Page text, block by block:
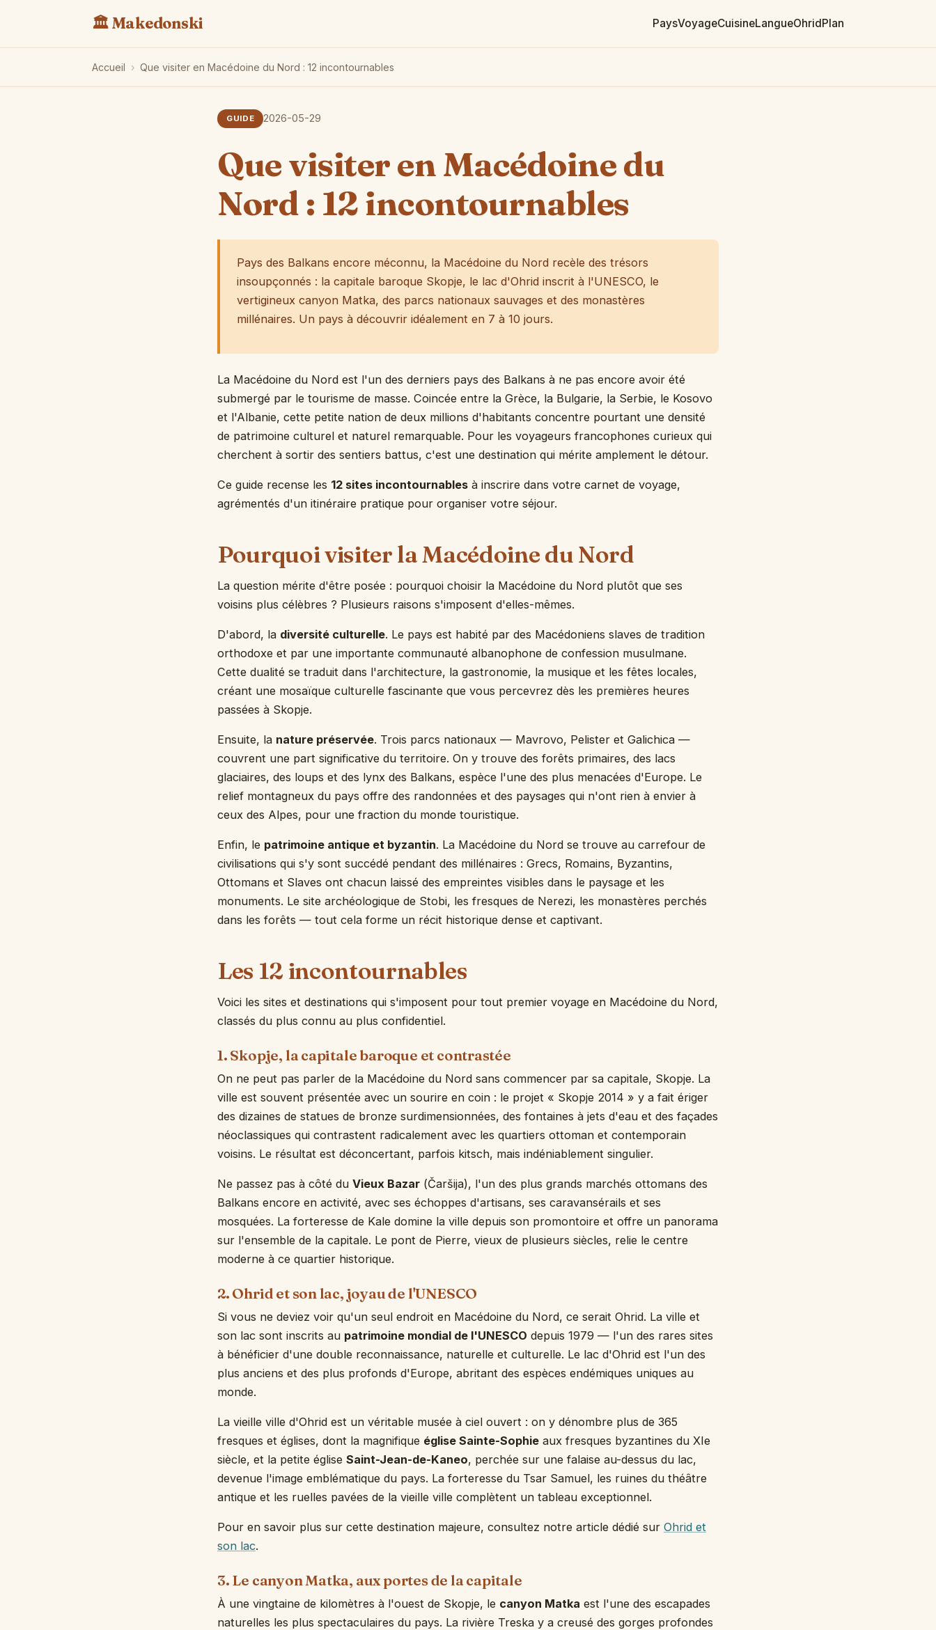
🏛️ Makedonski PaysVoyageCuisineLangueOhridPlan
Accueil › Que visiter en Macédoine du Nord : 12 incontournables
GUIDE 2026-05-29
Que visiter en Macédoine du
Nord : 12 incontournables
Pays des Balkans encore méconnu, la Macédoine du Nord recèle des trésors
insoupçonnés : la capitale baroque Skopje, le lac d'Ohrid inscrit à l'UNESCO, le
vertigineux canyon Matka, des parcs nationaux sauvages et des monastères
millénaires. Un pays à découvrir idéalement en 7 à 10 jours.
La Macédoine du Nord est l'un des derniers pays des Balkans à ne pas encore avoir été
submergé par le tourisme de masse. Coincée entre la Grèce, la Bulgarie, la Serbie, le Kosovo
et l'Albanie, cette petite nation de deux millions d'habitants concentre pourtant une densité
de patrimoine culturel et naturel remarquable. Pour les voyageurs francophones curieux qui
cherchent à sortir des sentiers battus, c'est une destination qui mérite amplement le détour.
Ce guide recense les 12 sites incontournables à inscrire dans votre carnet de voyage,
agrémentés d'un itinéraire pratique pour organiser votre séjour.
Pourquoi visiter la Macédoine du Nord
La question mérite d'être posée : pourquoi choisir la Macédoine du Nord plutôt que ses
voisins plus célèbres ? Plusieurs raisons s'imposent d'elles-mêmes.
D'abord, la diversité culturelle. Le pays est habité par des Macédoniens slaves de tradition
orthodoxe et par une importante communauté albanophone de confession musulmane.
Cette dualité se traduit dans l'architecture, la gastronomie, la musique et les fêtes locales,
créant une mosaïque culturelle fascinante que vous percevrez dès les premières heures
passées à Skopje.
Ensuite, la nature préservée. Trois parcs nationaux — Mavrovo, Pelister et Galichica —
couvrent une part significative du territoire. On y trouve des forêts primaires, des lacs
glaciaires, des loups et des lynx des Balkans, espèce l'une des plus menacées d'Europe. Le
relief montagneux du pays offre des randonnées et des paysages qui n'ont rien à envier à
ceux des Alpes, pour une fraction du monde touristique.
Enfin, le patrimoine antique et byzantin. La Macédoine du Nord se trouve au carrefour de
civilisations qui s'y sont succédé pendant des millénaires : Grecs, Romains, Byzantins,
Ottomans et Slaves ont chacun laissé des empreintes visibles dans le paysage et les
monuments. Le site archéologique de Stobi, les fresques de Nerezi, les monastères perchés
dans les forêts — tout cela forme un récit historique dense et captivant.
Les 12 incontournables
Voici les sites et destinations qui s'imposent pour tout premier voyage en Macédoine du Nord,
classés du plus connu au plus confidentiel.
1. Skopje, la capitale baroque et contrastée
On ne peut pas parler de la Macédoine du Nord sans commencer par sa capitale, Skopje. La
ville est souvent présentée avec un sourire en coin : le projet « Skopje 2014 » y a fait ériger
des dizaines de statues de bronze surdimensionnées, des fontaines à jets d'eau et des façades
néoclassiques qui contrastent radicalement avec les quartiers ottoman et contemporain
voisins. Le résultat est déconcertant, parfois kitsch, mais indéniablement singulier.
Ne passez pas à côté du Vieux Bazar (Čaršija), l'un des plus grands marchés ottomans des
Balkans encore en activité, avec ses échoppes d'artisans, ses caravansérails et ses
mosquées. La forteresse de Kale domine la ville depuis son promontoire et offre un panorama
sur l'ensemble de la capitale. Le pont de Pierre, vieux de plusieurs siècles, relie le centre
moderne à ce quartier historique.
2. Ohrid et son lac, joyau de l'UNESCO
Si vous ne deviez voir qu'un seul endroit en Macédoine du Nord, ce serait Ohrid. La ville et
son lac sont inscrits au patrimoine mondial de l'UNESCO depuis 1979 — l'un des rares sites
à bénéficier d'une double reconnaissance, naturelle et culturelle. Le lac d'Ohrid est l'un des
plus anciens et des plus profonds d'Europe, abritant des espèces endémiques uniques au
monde.
La vieille ville d'Ohrid est un véritable musée à ciel ouvert : on y dénombre plus de 365
fresques et églises, dont la magnifique église Sainte-Sophie aux fresques byzantines du XIe
siècle, et la petite église Saint-Jean-de-Kaneo, perchée sur une falaise au-dessus du lac,
devenue l'image emblématique du pays. La forteresse du Tsar Samuel, les ruines du théâtre
antique et les ruelles pavées de la vieille ville complètent un tableau exceptionnel.
Pour en savoir plus sur cette destination majeure, consultez notre article dédié sur Ohrid et
son lac.
3. Le canyon Matka, aux portes de la capitale
À une vingtaine de kilomètres à l'ouest de Skopje, le canyon Matka est l'une des escapades
naturelles les plus spectaculaires du pays. La rivière Treska y a creusé des gorges profondes